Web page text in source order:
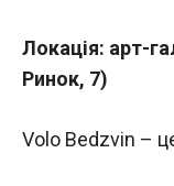
Локація: арт-
Ринок, 7)
Volo Bedzvin –